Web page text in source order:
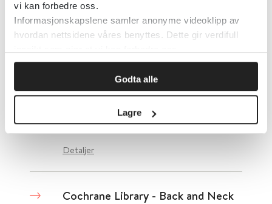
vi kan forbedre oss.
Informasjonskapslene samler anonyme videoklipp av
hvordan nettsidene våres benyttes. Dette gir verdifull
Godta alle
Lagre
Cochrane Library
Detaljer
Cochrane Library om revmatologi
Cochrane Library
Detaljer
Cochrane Library - Back and Neck